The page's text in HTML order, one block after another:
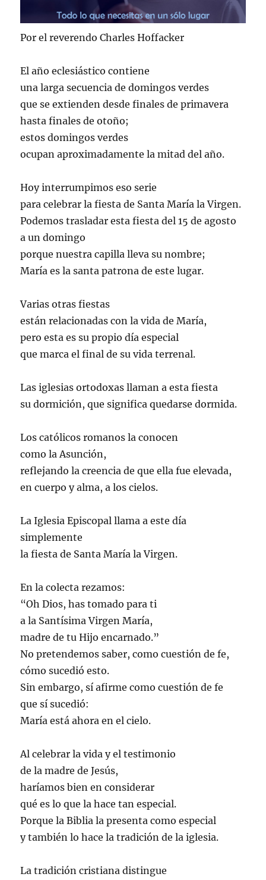
Por el reverendo Charles Hoffacker
El año eclesiástico contiene
una larga secuencia de domingos verdes
que se extienden desde finales de primavera
hasta finales de otoño;
estos domingos verdes
ocupan aproximadamente la mitad del año.
Hoy interrumpimos eso serie
para celebrar la fiesta de Santa María la Virgen.
Podemos trasladar esta fiesta del 15 de agosto
a un domingo
porque nuestra capilla lleva su nombre;
María es la santa patrona de este lugar.
Varias otras fiestas
están relacionadas con la vida de María,
pero esta es su propio día especial
que marca el final de su vida terrenal.
Las iglesias ortodoxas llaman a esta fiesta
su dormición, que significa quedarse dormida.
Los católicos romanos la conocen
como la Asunción,
reflejando la creencia de que ella fue elevada,
en cuerpo y alma, a los cielos.
La Iglesia Episcopal llama a este día
simplemente
la fiesta de Santa María la Virgen.
En la colecta rezamos:
“Oh Dios, has tomado para ti
a la Santísima Virgen María,
madre de tu Hijo encarnado.”
No pretendemos saber, como cuestión de fe,
cómo sucedió esto.
Sin embargo, sí afirme como cuestión de fe
que sí sucedió:
María está ahora en el cielo.
Al celebrar la vida y el testimonio
de la madre de Jesús,
haríamos bien en considerar
qué es lo que la hace tan especial.
Porque la Biblia la presenta como especial
y también lo hace la tradición de la iglesia.
La tradición cristiana distingue